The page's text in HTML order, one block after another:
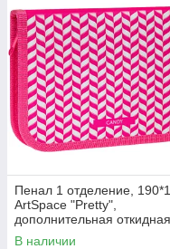
Пенал 1 отделение,
ArtSpace "Pretty",
дополнительная откидная
секция, ткань
В наличии